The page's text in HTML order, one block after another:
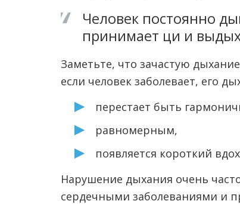
Человек постоянно
принимает ци и
Заметьте, что зачастую
если человек заболевает, его
перестает быть
равномерным,
появляется короткий
Нарушение дыхания очень
сердечными заболеваниями и